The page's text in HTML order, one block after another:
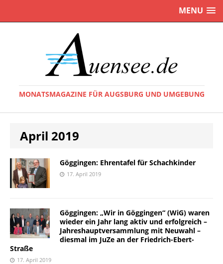
MENU
MONATSMAGAZINE FÜR AUGSBURG UND UMGEBUNG
April 2019
Göggingen: Ehrentafel für Schachkinder
17. April 2019
Göggingen: „Wir in Göggingen“ (WiG) waren
wieder ein Jahr lang aktiv und erfolgreich –
Jahreshauptversammlung mit Neuwahl –
diesmal im JuZe an der Friedrich-Ebert-
Straße
17. April 2019